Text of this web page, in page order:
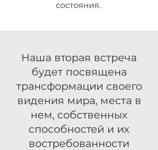
состояния.
Наша вторая встреча
будет посвящена
трансформации своего
видения мира, места в
нем, собственных
способностей и их
востребованности